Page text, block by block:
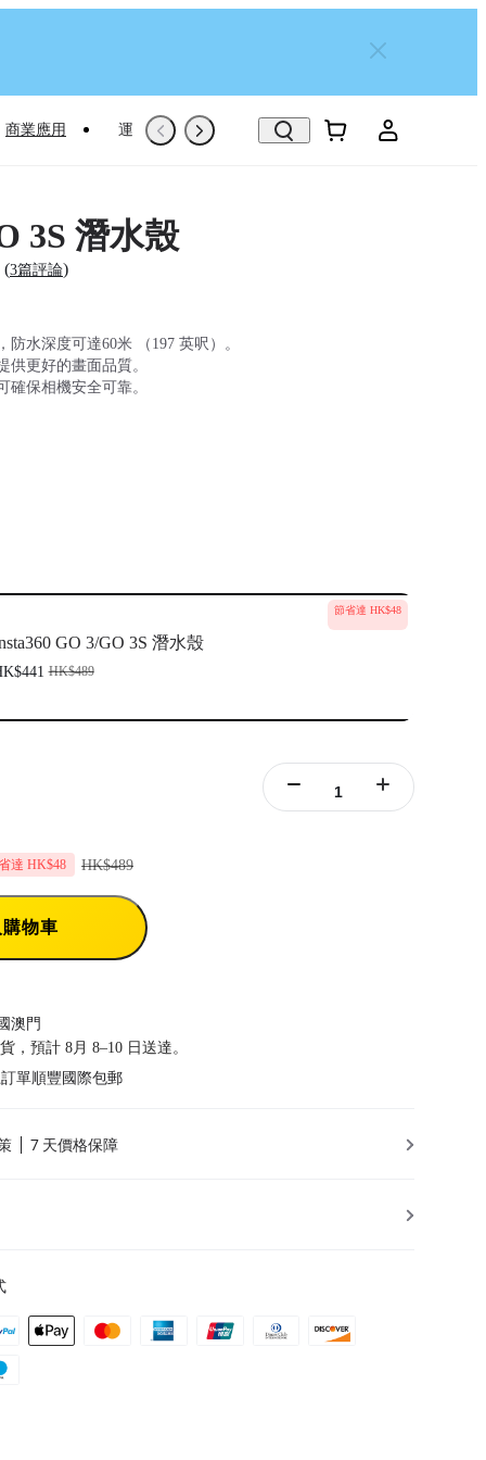
商業應用 運動專屬推薦 Trade-In 翻新機
3S 潛水殼
(3篇評論)
防水深度可達60米 （197 英呎）。
供更好的畫面品質。
確保相機安全可靠。
節省達 HK$48
GO 3/GO 3S 潛水殼
HK$489
達 HK$48 HK$489
物車
澳門
，預計 8月 8–10 日送達。
單順豐國際包郵
7 天價格保障